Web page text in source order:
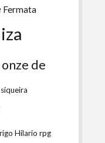
Fermata
onze de
Hilario rpg